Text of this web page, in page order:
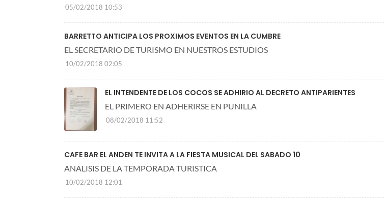
05/02/2018 10:53
BARRETTO ANTICIPA LOS PROXIMOS EVENTOS EN LA CUMBRE
EL SECRETARIO DE TURISMO EN NUESTROS ESTUDIOS
10/02/2018 02:05
EL INTENDENTE DE LOS COCOS SE ADHIRIO AL DECRETO ANTIPARIENTES
EL PRIMERO EN ADHERIRSE EN PUNILLA
08/02/2018 11:52
CAFE BAR EL ANDEN TE INVITA A LA FIESTA MUSICAL DEL SABADO 10
ANALISIS DE LA TEMPORADA TURISTICA
10/02/2018 12:01